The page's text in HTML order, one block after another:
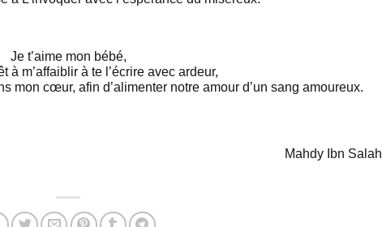
Je t’aime mon bébé,
à m’affaiblir à te l’écrire avec ardeur,
mon cœur, afin d’alimenter notre amour d’un sang amoureux.
Mahdy Ibn Salah